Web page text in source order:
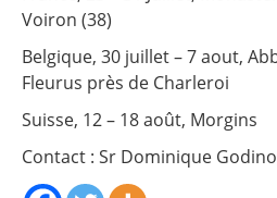
Voiron (38)
Belgique, 30 juillet – 7 aout,
Fleurus près de Charleroi
Suisse, 12 – 18 août, Morgins
Contact : Sr Dominique